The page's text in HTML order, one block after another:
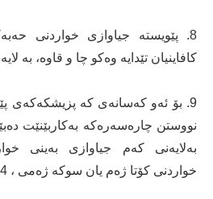
8. پێویستە جیاوازی خواردنی
كافاینیان تێدایە وەكو چا و قاوە، بە لایەنی كەم 30
9. بۆ ئەو كەسانەی كە پزیشكەكەی
نووستن چارەسەرەكە بەكاربێنێت
بەلایەنی كەم جیاوازی بەینی
خواردنی كۆتا ژەم یان سوكە ژەمی ، 4 كاتژمێر بێت.